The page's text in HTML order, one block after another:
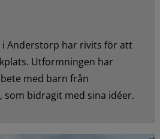
i Anderstorp har rivits för att
Utformningen har
med barn från
som bidragit med sina idéer.